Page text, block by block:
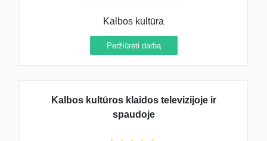
Kalbos kultūra
Peržiūrėti darbą
Kalbos kultūros klaidos televizijoje ir
spaudoje